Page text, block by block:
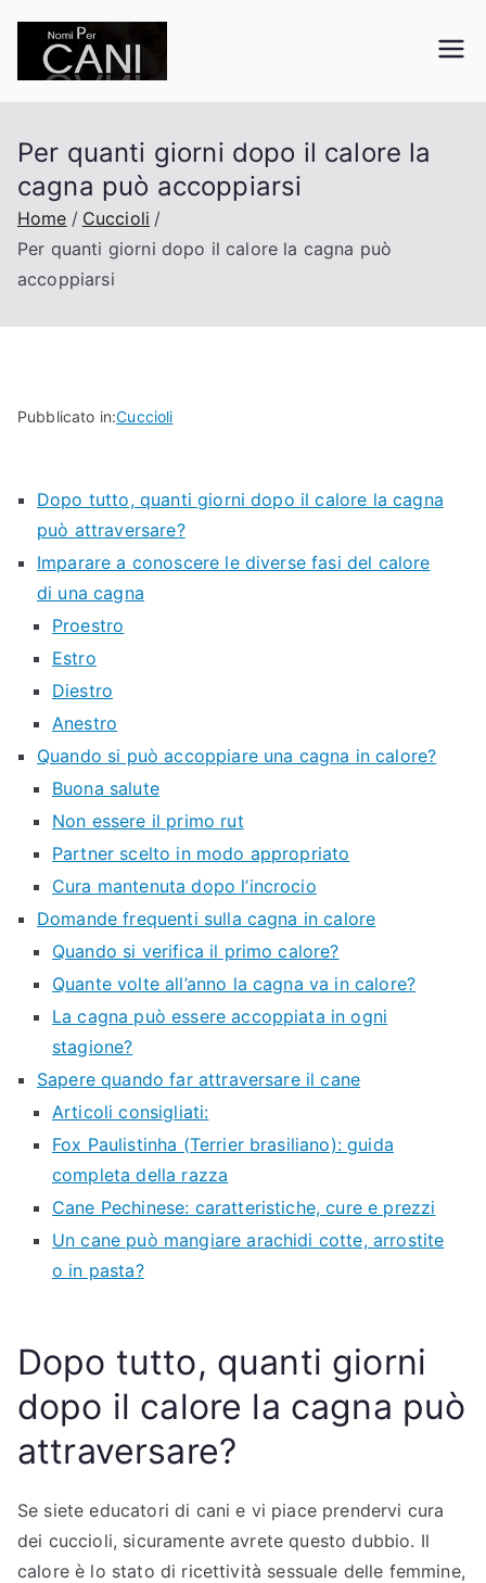
contenuto
Per quanti giorni dopo il calore la
cagna può accoppiarsi
Home
Cuccioli
Per quanti giorni dopo il calore la cagna può
accoppiarsi
Pubblicato in:Cuccioli
Dopo tutto, quanti giorni dopo il calore la cagna
può attraversare?
Imparare a conoscere le diverse fasi del calore
di una cagna
Proestro
Estro
Diestro
Anestro
Quando si può accoppiare una cagna in calore?
Buona salute
Non essere il primo rut
Partner scelto in modo appropriato
Cura mantenuta dopo l’incrocio
Domande frequenti sulla cagna in calore
Quando si verifica il primo calore?
Quante volte all’anno la cagna va in calore?
La cagna può essere accoppiata in ogni
stagione?
Sapere quando far attraversare il cane
Articoli consigliati:
Fox Paulistinha (Terrier brasiliano): guida
completa della razza
Cane Pechinese: caratteristiche, cure e prezzi
Un cane può mangiare arachidi cotte, arrostite
o in pasta?
Dopo tutto, quanti giorni
dopo il calore la cagna può
attraversare?
Se siete educatori di cani e vi piace prendervi cura
dei cuccioli, sicuramente avrete questo dubbio. Il
calore è lo stato di ricettività sessuale delle femmine,